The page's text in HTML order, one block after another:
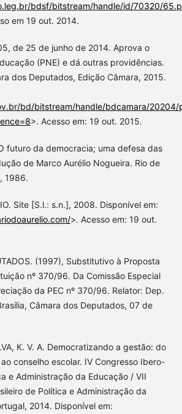
bdsf/bitstream/handle/id/70320/
em 19 out. 2014.
de 25 de junho de 2014. Aprova o
(PNE) e dá outras providências.
dos Deputados, Edição Câmara, 2015.
bd/bitstream/handle/bdcamara/20204/
>. Acesso em: 19 out. 2015.
futuro da democracia; uma defesa das
de Marco Aurélio Nogueira. Rio de
1986.
Site [S.l.: s.n.], 2008. Disponível em:
>. Acesso em: 19 out.
(1997), Substitutivo à Proposta
nº 370/96. Da Comissão Especial
da PEC nº 370/96. Relator: Dep.
Câmara dos Deputados, 07 de
K. V. A. Democratizando a gestão: do
conselho escolar. IV Congresso Ibero-
e Administração da Educação / VII
de Política e Administração da
2014. Disponível em: